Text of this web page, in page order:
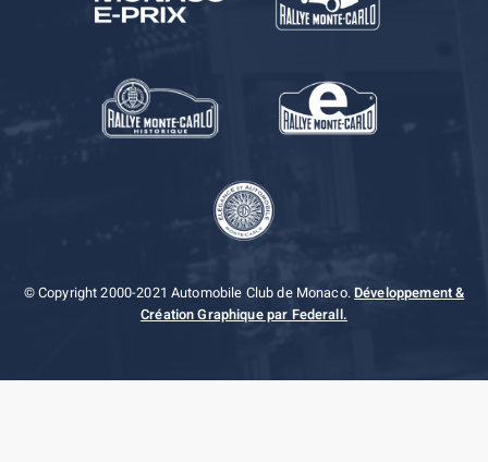
© Copyright 2000-2021 Automobile Club de Monaco. Développement &
Création Graphique par Federall.